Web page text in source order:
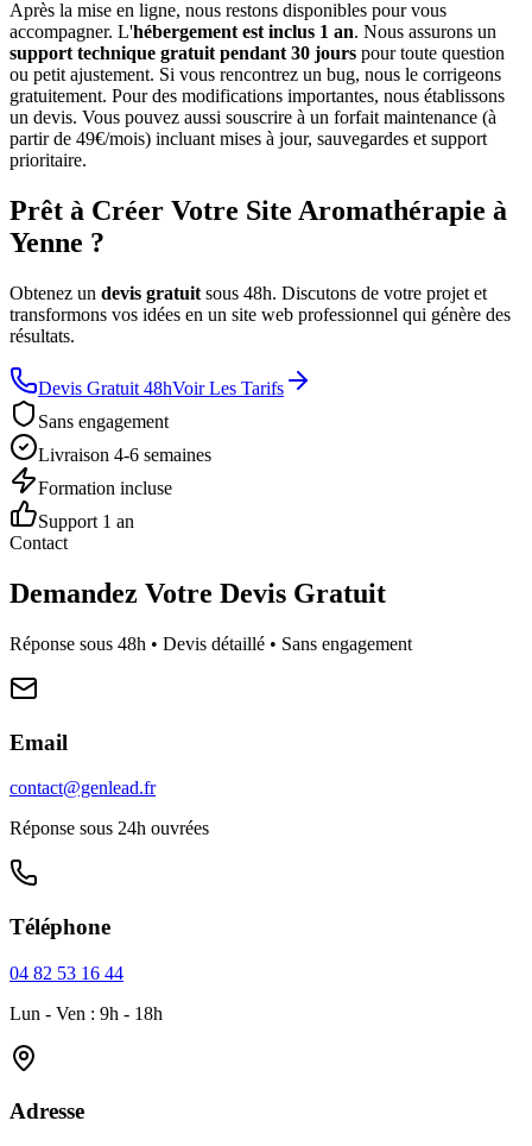
Après la mise en ligne, nous restons disponibles pour vous
accompagner. L'hébergement est inclus 1 an. Nous assurons un
support technique gratuit pendant 30 jours pour toute question
ou petit ajustement. Si vous rencontrez un bug, nous le corrigeons
gratuitement. Pour des modifications importantes, nous établissons
un devis. Vous pouvez aussi souscrire à un forfait maintenance (à
partir de 49€/mois) incluant mises à jour, sauvegardes et support
prioritaire.
Prêt à Créer Votre Site Aromathérapie à
Yenne ?
Obtenez un devis gratuit sous 48h. Discutons de votre projet et
transformons vos idées en un site web professionnel qui génère des
résultats.
Devis Gratuit 48hVoir Les Tarifs
Sans engagement
Livraison 4-6 semaines
Formation incluse
Support 1 an
Contact
Demandez Votre Devis Gratuit
Réponse sous 48h • Devis détaillé • Sans engagement
Email
contact@genlead.fr
Réponse sous 24h ouvrées
Téléphone
04 82 53 16 44
Lun - Ven : 9h - 18h
Adresse